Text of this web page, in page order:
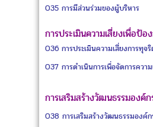
O35 การมีส่วนร่วมของผู้บริหาร
การประเมินความเสี่ยงเพื่อป้อ
O36 การประเมินความเสี่ยงการทุจ
O37 การดำเนินการเพื่อจัดการควา
การเสริมสร้างวัฒนธรรมองค์
O38 การเสริมสร้างวัฒนธรรมองค์